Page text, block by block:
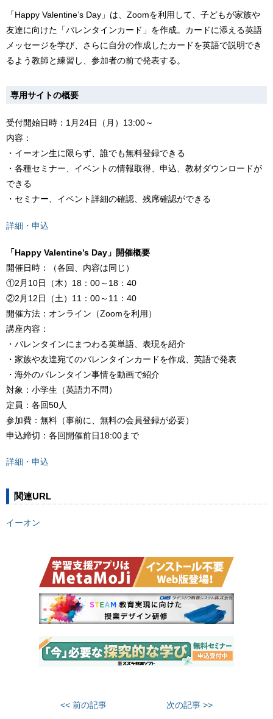
「Happy Valentine’s Day」は、Zoomを利用して、子どもが家族や
友達に向けた「バレンタインカード」を作成。カードに添える英語
メッセージを学び、さらに自分の作成したカードを英語で説明でき
るよう教師と練習し、参加者の前で発表する。
専用サイトの概要
受付開始日時：1月24日（月）13:00～
内容：
・イーオン生に限らず、誰でも無料登録できる
・各種セミナー、イベントの情報取得、申込、教材ダウンロードが
できる
・セミナー、イベント詳細の確認、残席確認ができる
詳細・申込
「Happy Valentine’s Day」開催概要
開催日時：（各回、内容は同じ）
①2月10日（木）18：00～18：40
②2月12日（土）11：00～11：40
開催方法：オンライン（Zoomを利用）
講座内容：
・バレンタインにまつわる英単語、表現を紹介
・家族や友達宛てのバレンタインカードを作成、英語で発表
・海外のバレンタイン事情を動画で紹介
対象：小学生（英語力不問）
定員：各回50人
参加費：無料（事前に、無料の会員登録が必要）
申込締切：各回開催前日18:00まで
詳細・申込
関連URL
イーオン
<< 前の記事 次の記事 >>